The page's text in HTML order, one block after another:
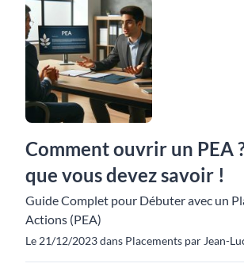
Comment ouvrir un PEA
que vous devez savoir !
Guide Complet pour Débuter avec un
Actions (PEA)
Le 21/12/2023 dans Placements par Jean-